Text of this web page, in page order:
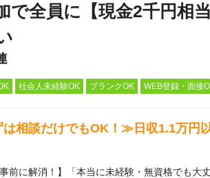
で全員に【現金2千円相
社会人未経験OK ブランクOK WEB登録・面接
相談だけでもOK！≫日収1.1万円
事前に解消！】「本当に未経験・無資格でも大